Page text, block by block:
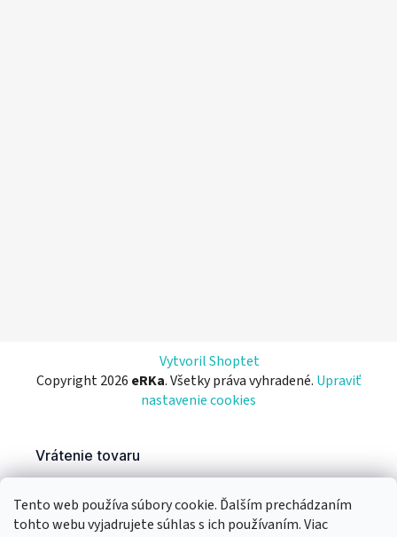
Tento web používa súbory cookie. Ďalším prechádzaním
tohto webu vyjadrujete súhlas s ich používaním. Viac
Vytvoril Shoptet
Copyright 2026 eRKa. Všetky práva vyhradené. Upraviť
nastavenie cookies